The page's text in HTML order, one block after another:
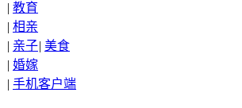
| 教育
| 相亲
| 亲子| 美食
| 婚嫁
| 手机客户端